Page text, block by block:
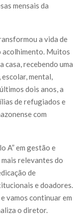
mensais da
a vida de
acolhimento. Muitos
casa, recebendo uma
mental,
dois anos, a
de refugiados e
com
A” em gestão e
relevantes do
de
e doadores.
vamos continuar em
o diretor.